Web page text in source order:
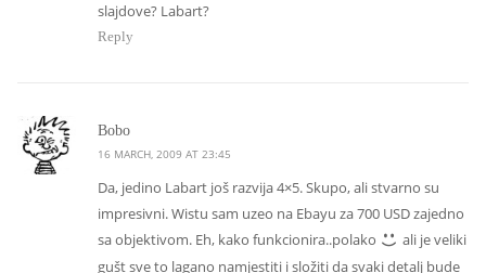
slajdove? Labart?
Reply
Bobosays:
16 MARCH, 2009 AT 23:45
Da, jedino Labart još razvija 4×5. Skupo, ali stvarno su
impresivni. Wistu sam uzeo na Ebayu za 700 USD zajedno
sa objektivom. Eh, kako funkcionira..polako
ali je veliki
gušt sve to lagano namjestiti i složiti da svaki detalj bude